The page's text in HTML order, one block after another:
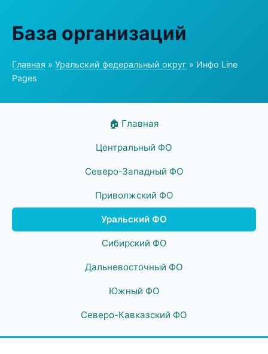
База организаций
Главная » Уральский федеральный округ » Инфо Line
Pages
🏠 Главная
Центральный ФО
Северо-Западный ФО
Приволжский ФО
Уральский ФО
Сибирский ФО
Дальневосточный ФО
Южный ФО
Северо-Кавказский ФО